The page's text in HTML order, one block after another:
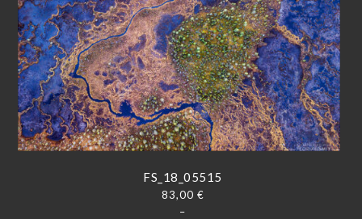
FS_18_05515
83,00 €
–